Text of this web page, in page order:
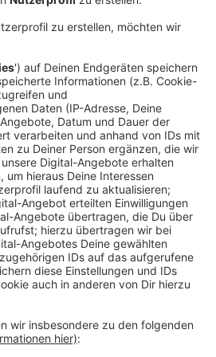
Auto geparkt, berichtet die
auf dem Beifahrersitz aus
rollte es los. Die Frau
Steuer zu setzen, stürzte
Polizei. Das Auto rollte führerlos
und streifte weitere geparkte
wurden vier Autos beschädigt.
nach Angaben der Polizei im
es genau zu dem Unfall
noch ermittelt.